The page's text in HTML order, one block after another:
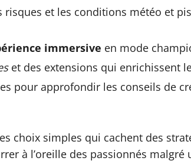
risques et les conditions météo et
immersive en mode
et des extensions qui enrichissent
pour approfondir les conseils de
choix simples qui cachent des
à l’oreille des passionnés